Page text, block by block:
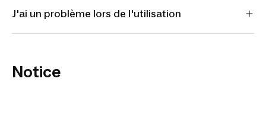
J'ai un problème lors de l'utilisation
Notice